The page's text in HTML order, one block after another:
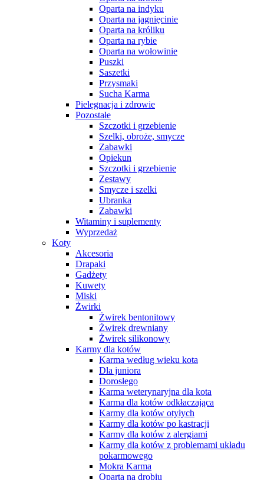
Oparta na indyku
Oparta na jagnięcinie
Oparta na króliku
Oparta na rybie
Oparta na wołowinie
Puszki
Saszetki
Przysmaki
Sucha Karma
Pielęgnacja i zdrowie
Pozostałe
Szczotki i grzebienie
Szelki, obroże, smycze
Zabawki
Opiekun
Szczotki i grzebienie
Zestawy
Smycze i szelki
Ubranka
Zabawki
Witaminy i suplementy
Wyprzedaż
Koty
Akcesoria
Drapaki
Gadżety
Kuwety
Miski
Żwirki
Żwirek bentonitowy
Żwirek drewniany
Żwirek silikonowy
Karmy dla kotów
Karma według wieku kota
Dla juniora
Dorosłego
Karma weterynaryjna dla kota
Karma dla kotów odkłaczająca
Karmy dla kotów otyłych
Karmy dla kotów po kastracji
Karmy dla kotów z alergiami
Karmy dla kotów z problemami układu
pokarmowego
Mokra Karma
Oparta na drobiu